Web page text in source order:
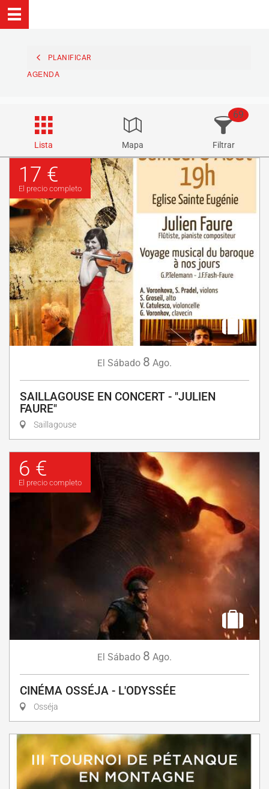
PLANIFICAR
AGENDA
Lista Mapa Filtrar
69
17 €
El precio completo
El Sábado 8 Ago.
SAILLAGOUSE EN CONCERT - "JULIEN
FAURE"
Saillagouse
6 €
El precio completo
El Sábado 8 Ago.
CINÉMA OSSÉJA - L'ODYSSÉE
Osséja